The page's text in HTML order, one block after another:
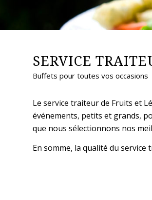
SERVICE
Buffets pour toutes vos occasions
Le service traiteur de Fruits et
événements, petits et grands,
que nous sélectionnons nos
En somme, la qualité du